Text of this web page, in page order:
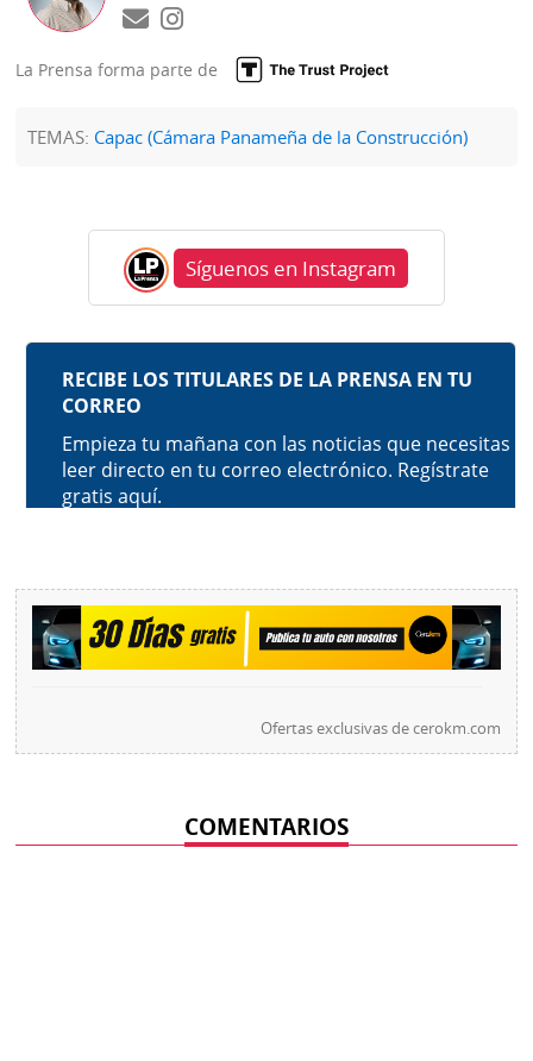
La Prensa forma parte de
TEMAS: Capac (Cámara Panameña de la Construcción)
Síguenos en Instagram
Ofertas exclusivas decerokm.com
COMENTARIOS